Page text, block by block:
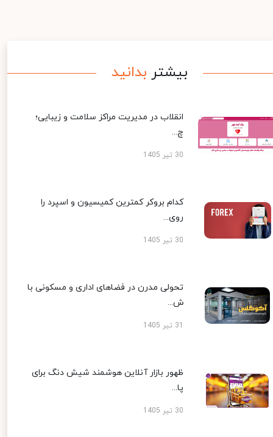
بیشتر بدانید
انقلاب در مدیریت مراکز سلامت و زیبایی؛
چ...
30 تیر 1405
کدام بروکر کمترین کمیسیون و اسپرد را
روی...
30 تیر 1405
تحولی مدرن در فضاهای اداری و مسکونی با
ش...
ظهور بازار آنلاین هوشمند شیش دنگ برای
پا...
30 تیر 1405